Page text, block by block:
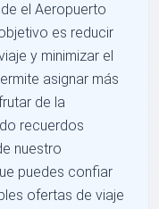
el Aeropuerto
es reducir
y minimizar el
asignar más
de la
recuerdos
nuestro
puedes confiar
ofertas de viaje